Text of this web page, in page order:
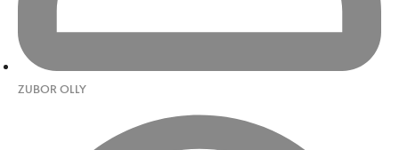
ZUBOR OLLY